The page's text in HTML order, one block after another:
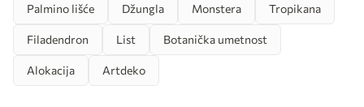
Palmino lišće Džungla Monstera Tropikana
Filadendron List Botanička umetnost
Alokacija Artdeko